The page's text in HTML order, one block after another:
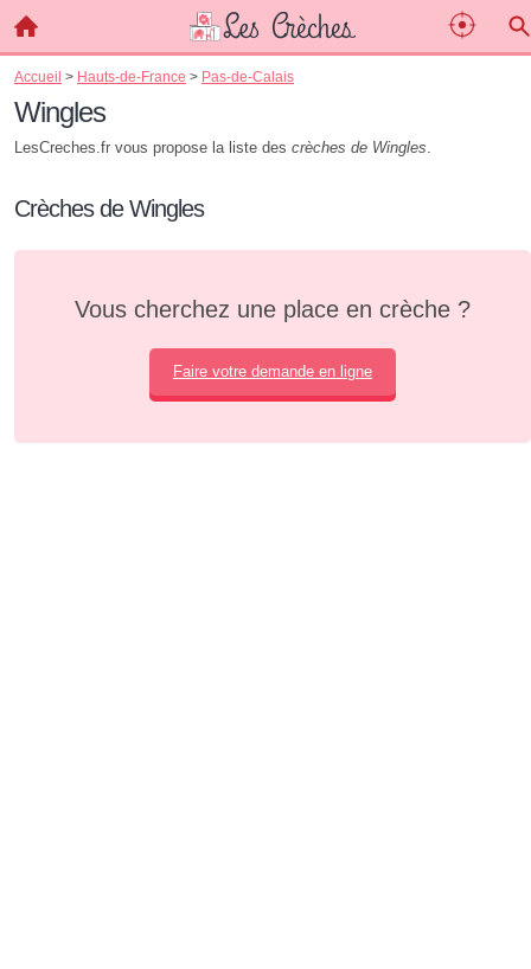
Accueil > Hauts-de-France > Pas-de-Calais
Wingles
LesCreches.fr vous propose la liste des crèches de Wingles.
Crèches de Wingles
Vous cherchez une place en crèche ?
Faire votre demande en ligne